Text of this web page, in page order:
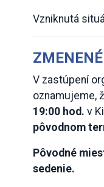
Vzniknutá
V zastúpení
oznamujeme,
19:00 hod. v
pôvodnom
Pôvodné
sedenie.